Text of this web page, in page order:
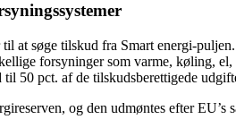
at søge tilskud fra Smart energi-
forsyninger som varme, køling,
50 pct. af de tilskudsberettigede
og den udmøntes efter EU’s